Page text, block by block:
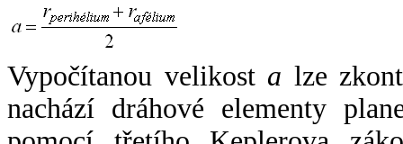
Vypočítanou velikost a lze
nachází dráhové elementy